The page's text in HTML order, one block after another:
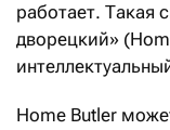
работает. Такая
дворецкий»
Home Butler